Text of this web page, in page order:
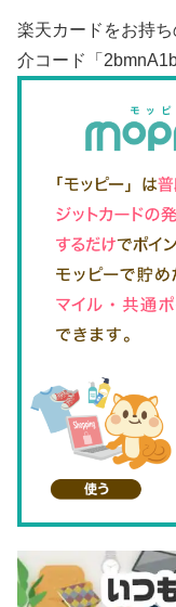
楽天カードをお持
介コード「